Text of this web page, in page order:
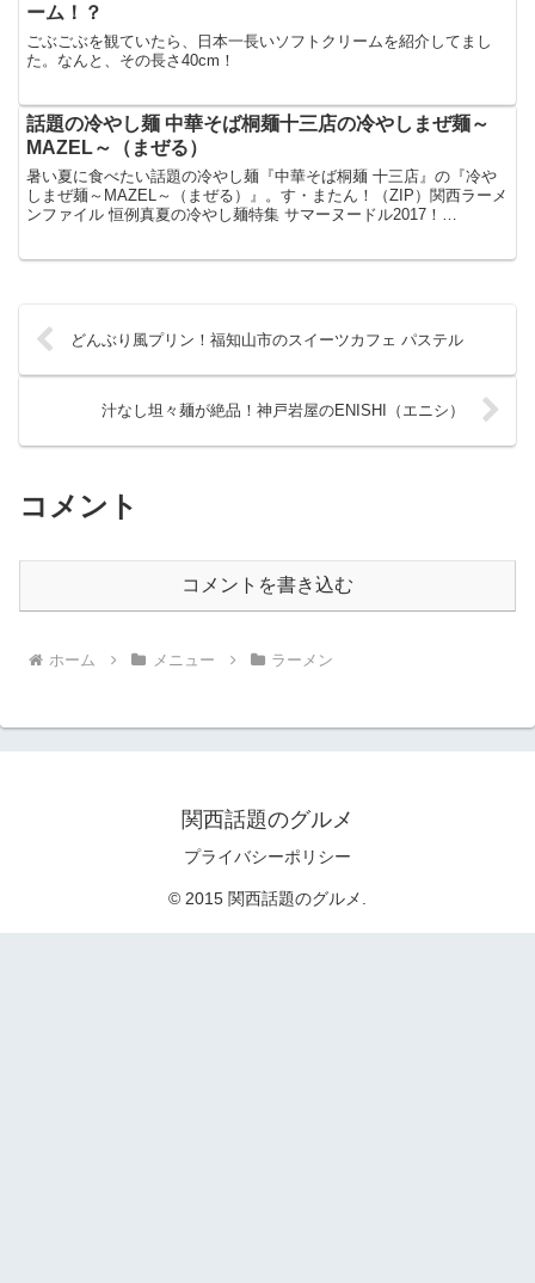
ーム！？
ごぶごぶを観ていたら、日本一長いソフトクリームを紹介してまし
た。なんと、その長さ40cm！
話題の冷やし麺 中華そば桐麺十三店の冷やしまぜ麺～
MAZEL～（まぜる）
暑い夏に食べたい話題の冷やし麺『中華そば桐麺 十三店』の『冷や
しまぜ麺～MAZEL～（まぜる）』。す・またん！（ZIP）関西ラーメ
ンファイル 恒例真夏の冷やし麺特集 サマーヌードル2017！
どんぶり風プリン！福知山市のスイーツカフェ パステル
汁なし坦々麺が絶品！神戸岩屋のENISHI（エニシ）
コメント
コメントを書き込む
ホーム メニュー ラーメン
関西話題のグルメ
プライバシーポリシー
© 2015 関西話題のグルメ.